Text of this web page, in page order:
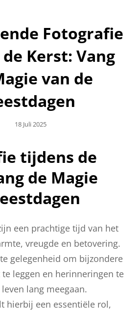
Fotografie
Kerst: Vang
van de
Geplaatst
18 Juli 2025
tijdens de
de Magie
een prachtige tijd van het
vreugde en betovering.
gelegenheid om bijzondere
leggen en herinneringen te
lang meegaan.
hierbij een essentiële rol,